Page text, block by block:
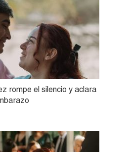
rompe el silencio y aclara